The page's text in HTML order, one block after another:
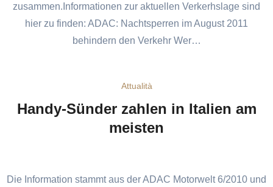
zusammen.Informationen zur aktuellen Verkerhslage sind
hier zu finden: ADAC: Nachtsperren im August 2011
behindern den Verkehr Wer…
Attualità
Handy-Sünder zahlen in Italien am
meisten
Die Information stammt aus der ADAC Motorwelt 6/2010 und